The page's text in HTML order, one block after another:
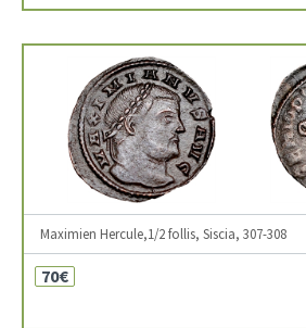
Maximien Hercule,1/2 follis, Siscia, 307-308
70€